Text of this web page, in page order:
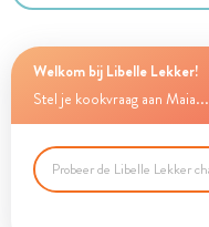
Welkom bij Libelle Lekker!
Stel je kookvraag aan Maia...